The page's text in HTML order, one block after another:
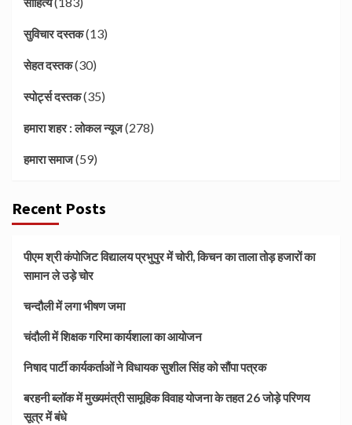
सुविचार दस्तक(13)
सेहत दस्तक(30)
स्पोर्ट्स दस्तक(35)
हमारा शहर : लोकल न्यूज(278)
हमारा समाज(59)
Recent Posts
पीएम श्री कंपोजिट विद्यालय प्रभुपुर में चोरी, किचन का ताला तोड़ हजारों का
सामान ले उड़े चोर
चन्दौली में लगा भीषण जमा
चंदौली में शिक्षक गरिमा कार्यशाला का आयोजन
निषाद पार्टी कार्यकर्ताओं ने विधायक सुशील सिंह को सौंपा पत्रक
बरहनी ब्लॉक में मुख्यमंत्री सामूहिक विवाह योजना के तहत 26 जोड़े परिणय
सूत्र में बंधे